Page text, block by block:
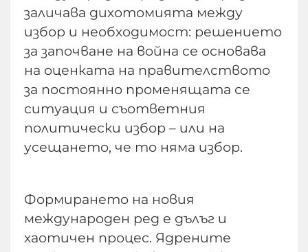
заличава дихотомията между
избор и необходимост: решението
за започване на война се основава
на оценката на правителството
за постоянно променящата се
ситуация и съответния
политически избор – или на
усещането, че то няма избор.
Формирането на новия
международен ред е дълъг и
хаотичен процес. Ядрените